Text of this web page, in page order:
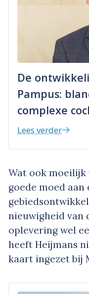
De
Pampus:
complexe
Lees verder
Wat ook moeilijk
goede moed aan
nieuwigheid van
oplevering wel
heeft Heijmans
kaart ingezet bij